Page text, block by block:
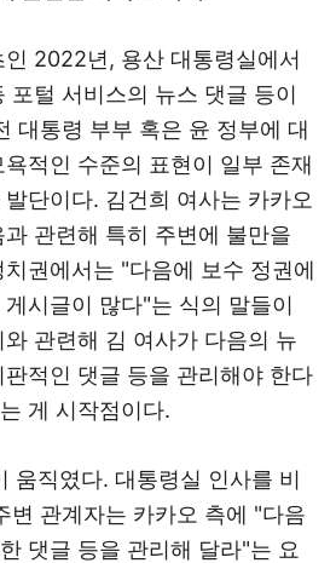
2022년, 용산 대통령실에서
포털 서비스의 뉴스 댓글 등이
대통령 부부 혹은 윤 정부에 대
적인 수준의 표현이 일부 존재
단이다. 김건희 여사는 카카오
관련해 특히 주변에 불만을
권에서는 "다음에 보수 정권에
시글이 많다"는 식의 말들이
관련해 김 여사가 다음의 뉴
적인 댓글 등을 관리해야 한다
게 시작점이다.
움직였다. 대통령실 인사를 비
변 관계자는 카카오 측에 "다음
댓글 등을 관리해 달라"는 요